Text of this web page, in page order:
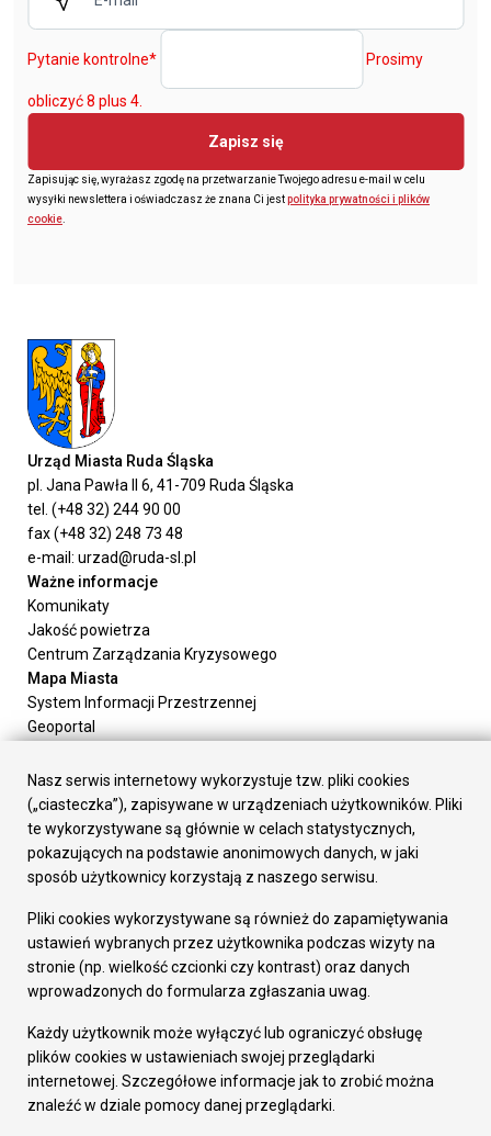
Pytanie kontrolne* Prosimy
obliczyć 8 plus 4.
Zapisz się
Zapisując się, wyrażasz zgodę na przetwarzanie Twojego adresu e-mail w celu
wysyłki newslettera i oświadczasz że znana Ci jestpolityka prywatności i plików
cookie
Urząd Miasta Ruda Śląska
pl. Jana Pawła II 6, 41-709 Ruda Śląska
tel. (+48 32) 244 90 00
fax (+48 32) 248 73 48
e-mail: urzad@ruda-sl.pl
Ważne informacje
Komunikaty
Jakość powietrza
Centrum Zarządzania Kryzysowego
Mapa Miasta
System Informacji Przestrzennej
Geoportal
Załatw sprawę
Prezydent Miasta
Rada Miasta
Wydziały
Elektroniczna Skrzynka Podawcza
Gospodarka
Fundusze europejskie
Środki krajowe
Oferty inwestycyjne
Pozostałe
Deklaracja dostępności
Dane osobowe
Dodaj opinię o witrynie
Nasz serwis internetowy wykorzystuje tzw. pliki cookies
(„ciasteczka”), zapisywane w urządzeniach użytkowników. Pliki
te wykorzystywane są głównie w celach statystycznych,
pokazujących na podstawie anonimowych danych, w jaki
sposób użytkownicy korzystają z naszego serwisu.
Pliki cookies wykorzystywane są również do zapamiętywania
ustawień wybranych przez użytkownika podczas wizyty na
stronie (np. wielkość czcionki czy kontrast) oraz danych
wprowadzonych do formularza zgłaszania uwag.
Każdy użytkownik może wyłączyć lub ograniczyć obsługę
plików cookies w ustawieniach swojej przeglądarki
internetowej. Szczegółowe informacje jak to zrobić można
znaleźć w dziale pomocy danej przeglądarki.